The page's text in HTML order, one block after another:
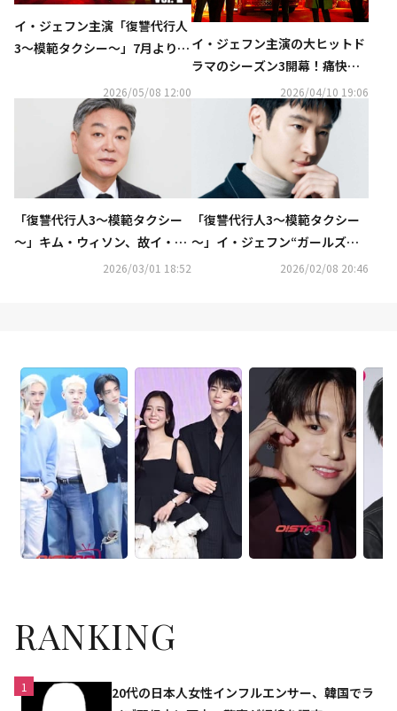
イ・ジェフン主演「復讐代行人
3～模範タクシー～」7月よりD
2026/05/08 12:00
イ・ジェフン主演の大ヒットド
ラマのシーズン3開幕！痛快ア
クションエンターテインメン
ト、韓国ドラマ『復讐代行人３
～模範タクシー～』U-NEXTで
2026/04/10 19:06
「復讐代行人3～模範タクシー
～」キム・ウィソン、故イ・ソ
ンギュンさんを偲ぶ“約束を守
2026/03/01 18:52
「復讐代行人3～模範タクシー
～」イ・ジェフン“ガールズグ
ループのダンスは泣きながら練
2026/02/08 20:46
RANKING
1
20代の日本人女性インフルエンサー、韓国でラ